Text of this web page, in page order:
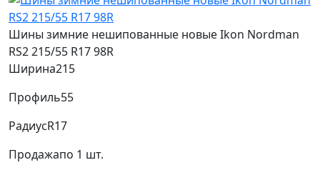
Шины зимние нешипованные новые Ikon Nordman
RS2 215/55 R17 98R
Ширина215
Профиль55
РадиусR17
Продажапо 1 шт.